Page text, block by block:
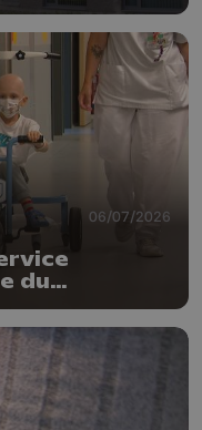
06/07/2026
du